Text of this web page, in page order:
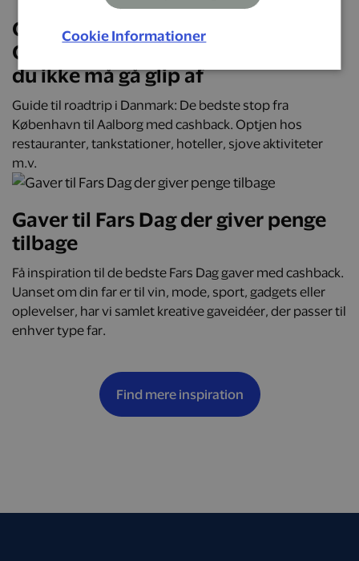
Oplev Danmark på roadtrip:
Oplevelser, mad og overnatninger,
du ikke må gå glip af
Guide til roadtrip i Danmark: De bedste stop fra
København til Aalborg med cashback. Optjen hos
restauranter, tankstationer, hoteller, sjove aktiviteter
m.v.
Gaver til Fars Dag der giver penge
tilbage
Få inspiration til de bedste Fars Dag gaver med cashback.
Uanset om din far er til vin, mode, sport, gadgets eller
oplevelser, har vi samlet kreative gaveidéer, der passer til
enhver type far.
Find mere inspiration
Cookie Informationer